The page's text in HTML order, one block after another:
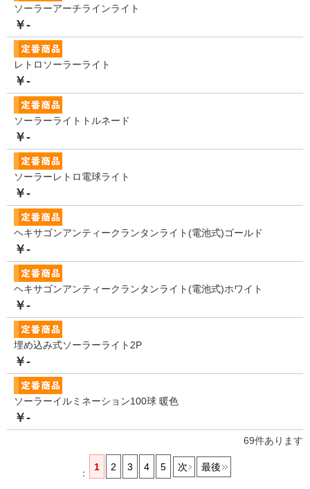
ソーラーアーチラインライト
￥-
レトロソーラーライト
￥-
ソーラーライトトルネード
￥-
ソーラーレトロ電球ライト
￥-
ヘキサゴンアンティークランタンライト(電池式)ゴールド
￥-
ヘキサゴンアンティークランタンライト(電池式)ホワイト
￥-
埋め込み式ソーラーライト2P
￥-
ソーラーイルミネーション100球 暖色
￥-
69件あります
：
1 2 3 4 5 次 最後